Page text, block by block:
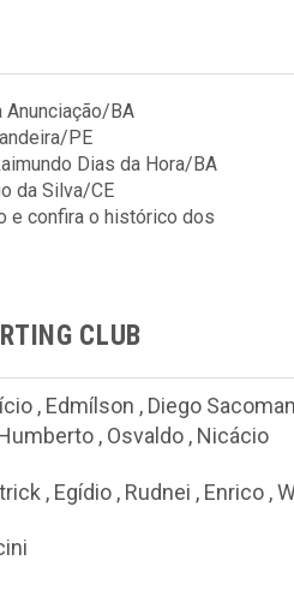
BA
PE
Dias da Hora/BA
da Silva/CE
e confira o histórico dos
CLUB
, Edmílson , Diego
, Osvaldo , Nicácio
, Egídio , Rudnei , Enrico ,